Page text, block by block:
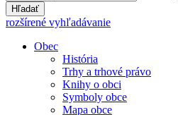
Hľadať
rozšírené vyhľadávanie
Obec
História
Trhy a trhové právo
Knihy o obci
Symboly obce
Mapa obce